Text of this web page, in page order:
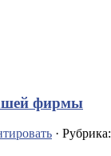
фирмы
· Рубрика: